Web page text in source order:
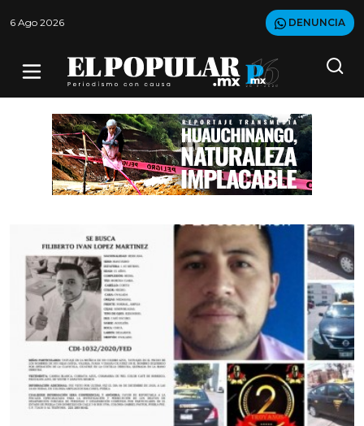
6 Ago 2026 DENUNCIA